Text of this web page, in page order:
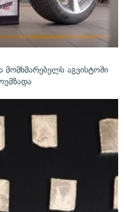
აგვისტოში